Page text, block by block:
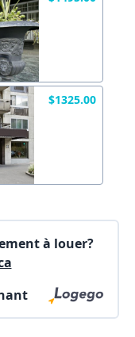
$1325.00
à louer?
Envoyez
dans courriel)
X Fermer